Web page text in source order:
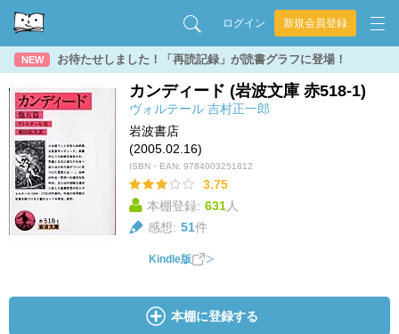
ログイン 新規会員登録
NEW お待たせしました！「再読記録」が読書グラフに登場！
カンディード (岩波文庫 赤518-1)
ヴォルテール 吉村正一郎
岩波書店
(2005.02.16)
ISBN・EAN: 9784003251812
3.75
本棚登録: 631人
感想: 51件
Kindle版
本棚に登録する